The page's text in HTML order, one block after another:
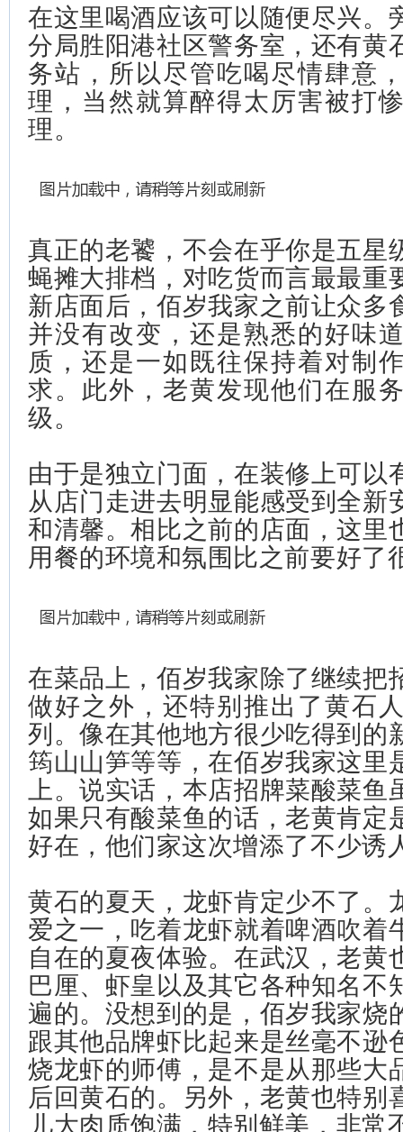
在这里喝酒应该可以随便尽兴。
分局胜阳港社区警务室，还有黄
务站，所以尽管吃喝尽情肆意
理，当然就算醉得太厉害被打
理。
真正的老饕，不会在乎你是五星
蝇摊大排档，对吃货而言最最重
新店面后，佰岁我家之前让众多
并没有改变，还是熟悉的好味
质，还是一如既往保持着对制
求。此外，老黄发现他们在服
级。
由于是独立门面，在装修上可以
从店门走进去明显能感受到全新
和清馨。相比之前的店面，这里
用餐的环境和氛围比之前要好了
在菜品上，佰岁我家除了继续
做好之外，还特别推出了黄石
列。像在其他地方很少吃得到的
筠山山笋等等，在佰岁我家这里
上。说实话，本店招牌菜酸菜鱼
如果只有酸菜鱼的话，老黄肯定
好在，他们家这次增添了不少诱
黄石的夏天，龙虾肯定少不了。
爱之一，吃着龙虾就着啤酒吹着
自在的夏夜体验。在武汉，老黄
巴厘、虾皇以及其它各种知名不
遍的。没想到的是，佰岁我家烧
跟其他品牌虾比起来是丝毫不逊
烧龙虾的师傅，是不是从那些大
后回黄石的。另外，老黄也特别
儿大肉质饱满，特别鲜美，非常